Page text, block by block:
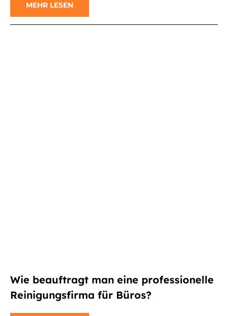
MEHR LESEN
Wie beauftragt man eine professionelle
Reinigungsfirma für Büros?